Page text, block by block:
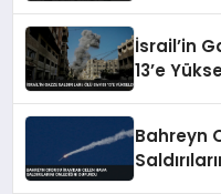
İsrail’in
13’e
Bahreyn